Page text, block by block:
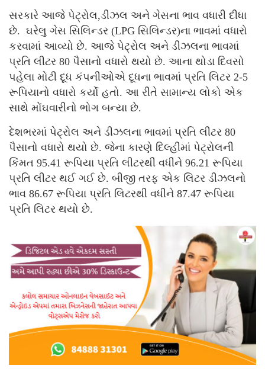
સરકારે આજે પેટ્રોલ,ડીઝલ અને ગેસના ભાવ વધારી દીધા
છે. ઘરેલુ ગેસ સિલિન્ડર (LPG સિલિન્ડર)ના ભાવમાં વધારો
કરવામાં આવ્યો છે. આજે પેટ્રોલ અને ડીઝલના ભાવમાં
પ્રતિ લીટર 80 પૈસાનો વધારો થયો છે. આના થોડા દિવસો
પહેલા મોટી દૂધ કંપનીઓએ દૂધના ભાવમાં પ્રતિ લિટર 2-5
રૂપિયાનો વધારો કર્યો હતો. આ રીતે સામાન્ય લોકો એક
સાથે મોંઘવારીનો ભોગ બન્યા છે.
દેશભરમાં પેટ્રોલ અને ડીઝલના ભાવમાં પ્રતિ લીટર 80
પૈસાનો વધારો થયો છે. જેના કારણે દિલ્હીમાં પેટ્રોલની
કિંમત 95.41 રૂપિયા પ્રતિ લીટરથી વધીને 96.21 રૂપિયા
પ્રતિ લીટર થઈ ગઈ છે. બીજી તરફ એક લિટર ડીઝલનો
ભાવ 86.67 રૂપિયા પ્રતિ લિટરથી વધીને 87.47 રૂપિયા
પ્રતિ લિટર થયો છે.